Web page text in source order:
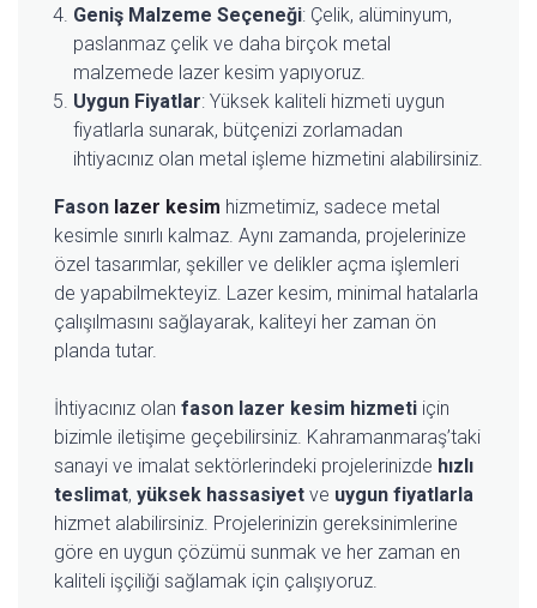
Geniş Malzeme Seçeneği: Çelik, alüminyum,
paslanmaz çelik ve daha birçok metal
malzemede lazer kesim yapıyoruz.
Uygun Fiyatlar: Yüksek kaliteli hizmeti uygun
fiyatlarla sunarak, bütçenizi zorlamadan
ihtiyacınız olan metal işleme hizmetini alabilirsiniz.
Fason lazer kesim hizmetimiz, sadece metal
kesimle sınırlı kalmaz. Aynı zamanda, projelerinize
özel tasarımlar, şekiller ve delikler açma işlemleri
de yapabilmekteyiz. Lazer kesim, minimal hatalarla
çalışılmasını sağlayarak, kaliteyi her zaman ön
planda tutar.
İhtiyacınız olan fason lazer kesim hizmeti için
bizimle iletişime geçebilirsiniz. Kahramanmaraş’taki
sanayi ve imalat sektörlerindeki projelerinizde hızlı
teslimat, yüksek hassasiyet ve uygun fiyatlarla
hizmet alabilirsiniz. Projelerinizin gereksinimlerine
göre en uygun çözümü sunmak ve her zaman en
kaliteli işçiliği sağlamak için çalışıyoruz.